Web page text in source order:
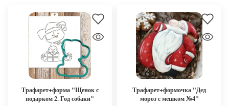
Трафарет+форма "Щенок с
подарком 2. Год собаки"
Трафарет+формочка "Дед
мороз с мешком №4"